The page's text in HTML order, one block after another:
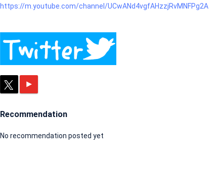
https://m.youtube.com/channel/UCwANd4vgfAHzzjRvMNFPg2A
Recommendation
No recommendation posted yet